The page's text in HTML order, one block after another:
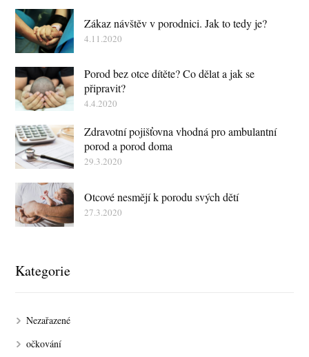
Zákaz návštěv v porodnici. Jak to tedy je?
4.11.2020
Porod bez otce dítěte? Co dělat a jak se
připravit?
4.4.2020
Zdravotní pojišťovna vhodná pro ambulantní
porod a porod doma
29.3.2020
Otcové nesmějí k porodu svých dětí
27.3.2020
Kategorie
Nezařazené
očkování